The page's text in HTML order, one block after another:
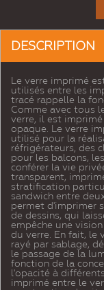
DESCRIPTION
Le verre imprimé
utilisés entre les
tracé rappelle la
Comme avec tous
verre, il est
opaque. Le verre
utilisé pour la
réfrigérateurs, des
pour les balcons,
conférer la vie
transparent,
stratification
sandwich entre
permet d'imprimer
de dessins, qui
empêche une
du verre. En fait, le
rayé par sablage,
le passage de la
fonction de la
l'opacité à
imprimé entre le